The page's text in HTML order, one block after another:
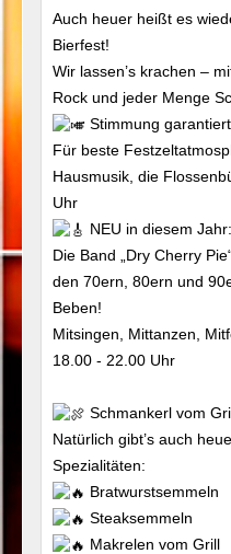
Auch heuer heißt es
Bierfest!
Wir lassen’s krachen –
Rock und jeder Menge
Stimmung
Für beste
Hausmusik, die
Uhr
NEU in diesem Jahr:
Die Band „Dry Cherry
den 70ern, 80ern und
Beben!
Mitsingen, Mittanzen,
18.00 - 22.00 Uhr
Schmankerl vom
Natürlich gibt’s auch
Spezialitäten:
Bratwurstsemmeln
Steaksemmeln
Makrelen vom Grill